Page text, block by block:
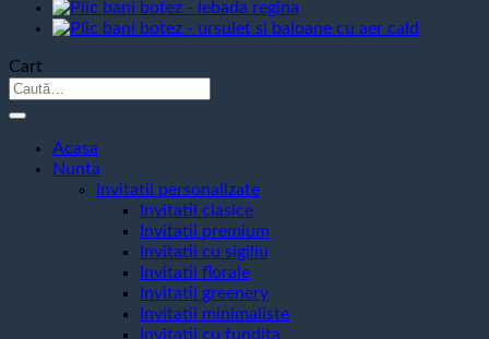
-
lebada
Cart
Caută
Acasa
Nunta
Invitatii personalizate
Invitatii clasice
Invitatii premium
Invitatii cu sigiliu
Invitatii florale
Invitatii greenery
Invitatii minimaliste
Invitatii cu fundita